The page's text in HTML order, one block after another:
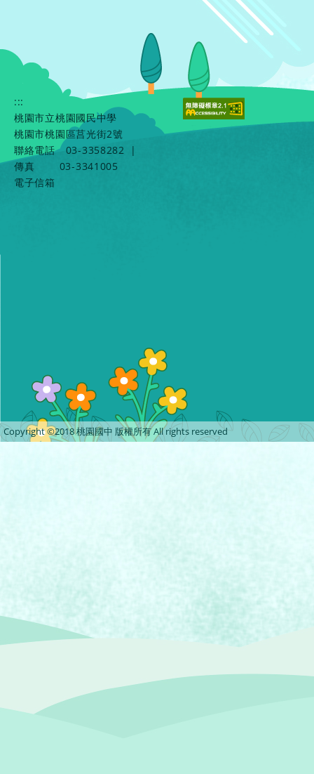
:::
桃園市立桃園國民中學
桃園市桃園區莒光街2號
聯絡電話
03-3358282
|
傳真
03-3341005
電子信箱
Copyright ©2018 桃園國中 版權所有 All rights reserved